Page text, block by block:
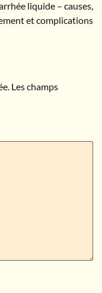
liquide – causes,
et complications
Les champs